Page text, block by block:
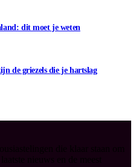
dit moet je weten
de griezels die je hartslag